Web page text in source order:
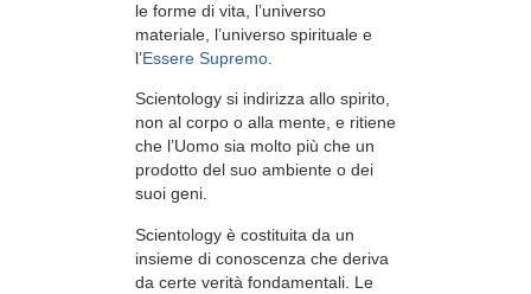
le forme di vita, l’universo
materiale, l’universo spirituale e
l’Essere Supremo
Scientology si indirizza allo spirito,
non al corpo o alla mente, e ritiene
che l’Uomo sia molto più che un
prodotto del suo ambiente o dei
suoi geni.
Scientology è costituita da un
insieme di conoscenza che deriva
da certe verità fondamentali. Le